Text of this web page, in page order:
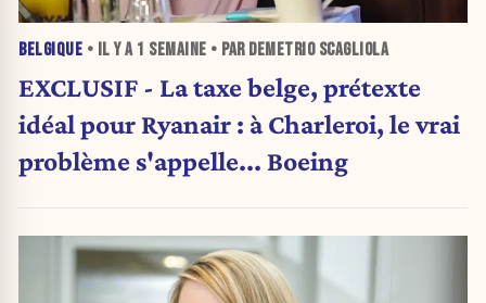
BELGIQUE • IL Y A 1 SEMAINE • PAR DEMETRIO SCAGLIOLA
EXCLUSIF - La taxe belge, prétexte
idéal pour Ryanair : à Charleroi, le vrai
problème s'appelle... Boeing